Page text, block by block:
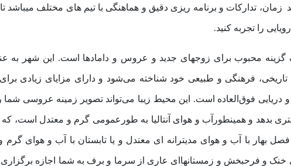
تدارکات و برنامه ریزی دقیق و هماهنگی با تیم های مختلف میباشد
را تجربه کنید.
گزینه محبوب برای زوجهای جدید و عروس و دامادها است. این شهر به
فرهنگی و طبیعی خود شناخته می‌شود و دارای مزایای زیادی
دریایی فوق‌العاده است. این محیط زیبا می‌تواند تصویر زمینه عروسی شما را
بدهد و همینطورآب و هوای آنتالیا به طورعمومی گرم و معتدل است،
بهار با آب و هوای مدیترانه ای معتدل و یا تابستان با آب و هوای گرم و
خنک و فرحبخش و زمستانهاای عاری از سرما و برف به شما اجازه